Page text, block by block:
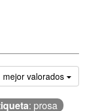
mejor valorados
: prosa